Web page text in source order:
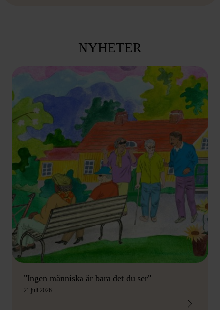
NYHETER
"Ingen människa är bara det du ser"
21 juli 2026